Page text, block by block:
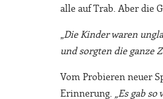
alle auf Trab. Aber die
Die Kinder waren
und sorgten die ganze
Vom Probieren neuer
Erinnerung.
„Es gab